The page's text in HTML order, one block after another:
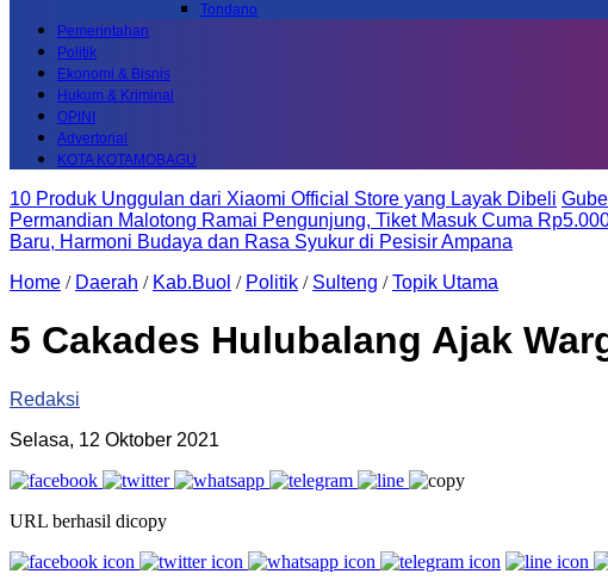
Tondano
Pemerintahan
Politik
Ekonomi & Bisnis
Hukum & Kriminal
OPINI
Advertorial
KOTA KOTAMOBAGU
10 Produk Unggulan dari Xiaomi Official Store yang Layak Dibeli
Permandian Malotong Ramai Pengunjung, Tiket Masuk Cuma
Baru, Harmoni Budaya dan Rasa Syukur di Pesisir Ampana
Home / Daerah / Kab.Buol / Politik / Sulteng /Topik Utama
5 Cakades Hulubalang Ajak
Redaksi
Selasa, 12 Oktober 2021
URL berhasil dicopy